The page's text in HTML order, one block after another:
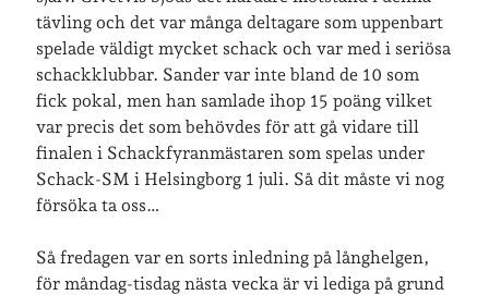
tävling och det var många deltagare som uppenbart
spelade väldigt mycket schack och var med i seriösa
schackklubbar. Sander var inte bland de 10 som
fick pokal, men han samlade ihop 15 poäng vilket
var precis det som behövdes för att gå vidare till
finalen i Schackfyranmästaren som spelas under
Schack-SM i Helsingborg 1 juli. Så dit måste vi nog
försöka ta oss…
Så fredagen var en sorts inledning på långhelgen,
för måndag-tisdag nästa vecka är vi lediga på grund